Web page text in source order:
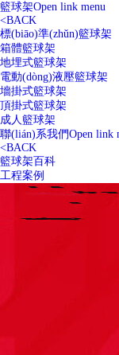
籃球架Open link menu
<BACK
標(biāo)準(zhǔn)籃球架
箱體籃球架
地埋式籃球架
電動(dòng)液壓籃球架
墻掛式籃球架
頂掛式籃球架
成人籃球架
聯(lián)系我們Open link
<BACK
籃球架百科
工程案例